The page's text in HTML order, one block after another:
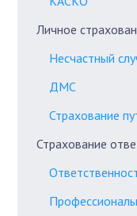
Личное
Несчастный
ДМС
Страхование
Страхование